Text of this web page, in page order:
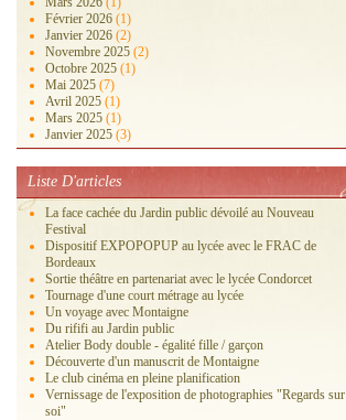
Février 2026 (1)
Janvier 2026 (2)
Novembre 2025 (2)
Octobre 2025 (1)
Mai 2025 (7)
Avril 2025 (1)
Mars 2025 (1)
Janvier 2025 (3)
Liste D'articles
La face cachée du Jardin public dévoilé au Nouveau
Festival
Dispositif EXPOPOPUP au lycée avec le FRAC de
Bordeaux
Sortie théâtre en partenariat avec le lycée Condorcet
Tournage d'une court métrage au lycée
Un voyage avec Montaigne
Du rififi au Jardin public
Atelier Body double - égalité fille / garçon
Découverte d'un manuscrit de Montaigne
Le club cinéma en pleine planification
Vernissage de l'exposition de photographies "Regards sur
soi"